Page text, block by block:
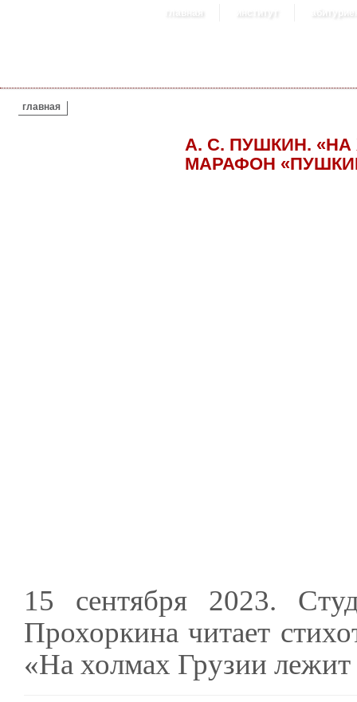
главная институт
ВЫ ЗДЕСЬ
главная
А. С. ПУШКИН.
МАРАФОН
15 сентября 2023.
Прохоркина читает
«На холмах Грузии